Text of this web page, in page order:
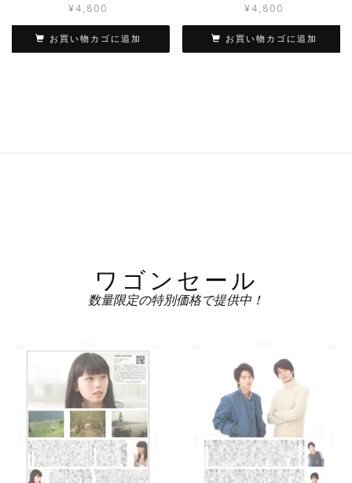
¥4,800
お買い物カゴに追加
¥4,800
お買い物カゴに追加
ワゴンセール
数量限定の特別価格で提供中！